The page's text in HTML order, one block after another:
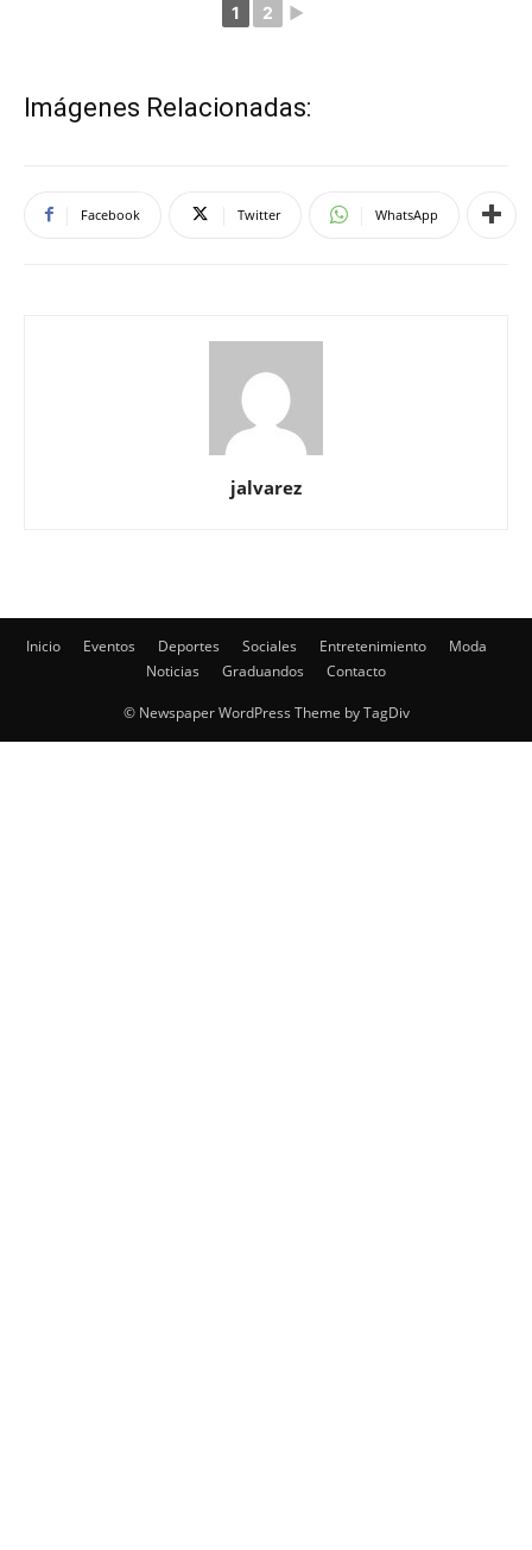
1 2 ►
Imágenes Relacionadas:
Facebook Twitter WhatsApp
jalvarez
Inicio Eventos Deportes Sociales Entretenimiento
Moda
Noticias
Graduandos Contacto
© Newspaper WordPress Theme by TagDiv